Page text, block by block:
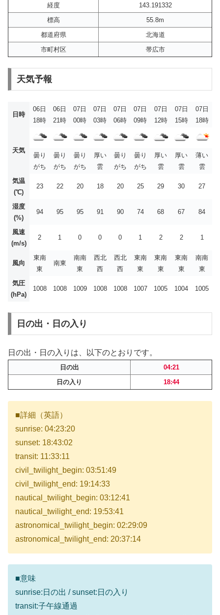
経度
143.191332
標高
55.8m
都道府県
北海道
市町村区
帯広市
天気予報
日時
06日
18時
06日
21時
07日
00時
07日
03時
07日
06時
07日
09時
07日
12時
07日
15時
07日
18時
天気
曇り
がち
曇り
がち
曇り
がち
厚い
雲
曇り
がち
曇り
がち
厚い
雲
厚い
雲
薄い
雲
気温
(℃)
23 22 20 18 20 25 29 30 27
湿度
(%)
94 95 95 91 90 74 68 67 84
風速
(m/s)
2 1 0 0 0 1 2 2 1
風向
東南
東
南東
南南
東
西北
西
西北
西
東南
東
東南
東
東南
東
南南
東
気圧
(hPa)
1008 1008 1009 1008 1008 1007 1005 1004 1005
日の出・日の入り
日の出・日の入りは、以下のとおりです。
日の出
04:21
日の入り
18:44
■詳細（英語）
sunrise: 04:23:20
sunset: 18:43:02
transit: 11:33:11
civil_twilight_begin: 03:51:49
civil_twilight_end: 19:14:33
nautical_twilight_begin: 03:12:41
nautical_twilight_end: 19:53:41
astronomical_twilight_begin: 02:29:09
astronomical_twilight_end: 20:37:14
■意味
sunrise:日の出 / sunset:日の入り
transit:子午線通過